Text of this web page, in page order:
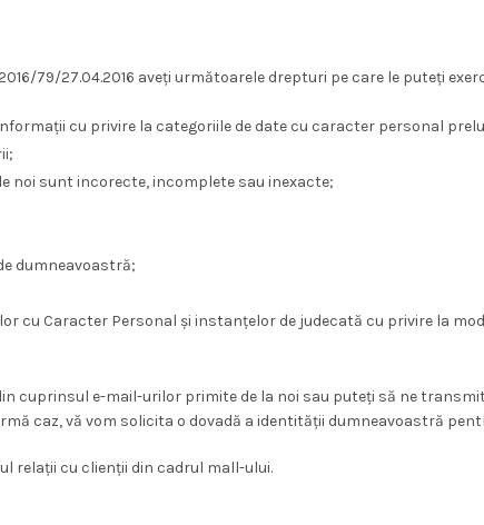
79/27.04.2016 aveți următoarele drepturi pe care le puteți
cu privire la categoriile de date cu caracter personal
noi sunt incorecte, incomplete sau inexacte;
dumneavoastră;
cu Caracter Personal și instanțelor de judecată cu privire la
cuprinsul e-mail-urilor primite de la noi sau puteți să ne
caz, vă vom solicita o dovadă a identității dumneavoastră
relații cu clienții din cadrul mall-ului.